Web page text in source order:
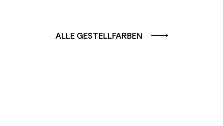
ALLE GESTELLFARBEN